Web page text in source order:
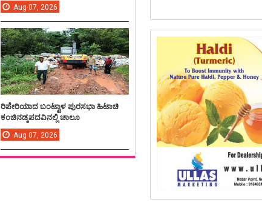
Aug 07, 2026
ರಿಪೇರಿಯಾದ ಬಂಟ್ವಾಳ ಪುರಸಭಾ ಹಿಟಾಚಿ
ಕಂಚಿನಡ್ಕಪದವಿನಲ್ಲಿ ಚಾಲೂ
Aug 07, 2026